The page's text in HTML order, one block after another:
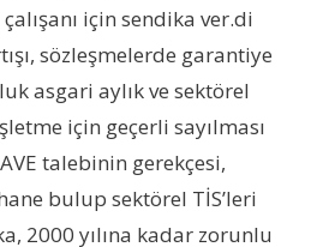
için sendika ver.di
sözleşmelerde garantiye
asgari aylık ve sektörel
için geçerli sayılması
talebinin gerekçesi,
bulup sektörel TİS’leri
2000 yılına kadar zorunlu